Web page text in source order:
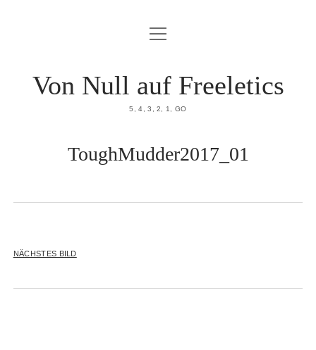
HOME
Menü
öffnen
Von Null auf Freeletics
5, 4, 3, 2, 1, GO
ToughMudder2017_01
NÄCHSTES BILD